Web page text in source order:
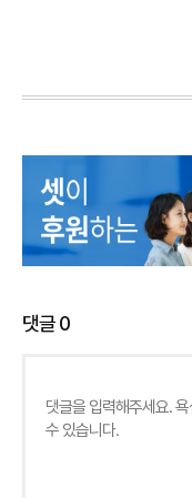
댓글0